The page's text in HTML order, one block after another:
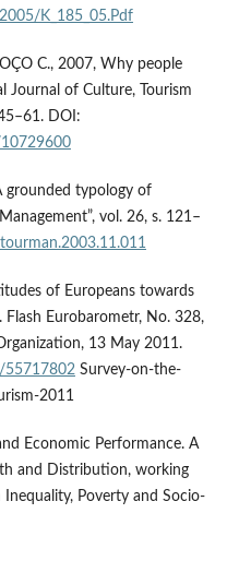
K_185_05.Pdf
C., 2007, Why people
Journal of Culture, Tourism
DOI:
grounded typology of
vol. 26, s. 121–
of Europeans towards
Eurobarometr, No. 328,
13 May 2011.
55717802Survey-on-the-
2011
Economic Performance. A
and Distribution, working
Inequality, Poverty and Socio-